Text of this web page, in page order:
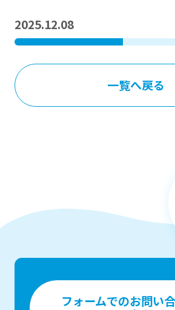
2025.12.08
一覧へ戻る
フォームでのお問い